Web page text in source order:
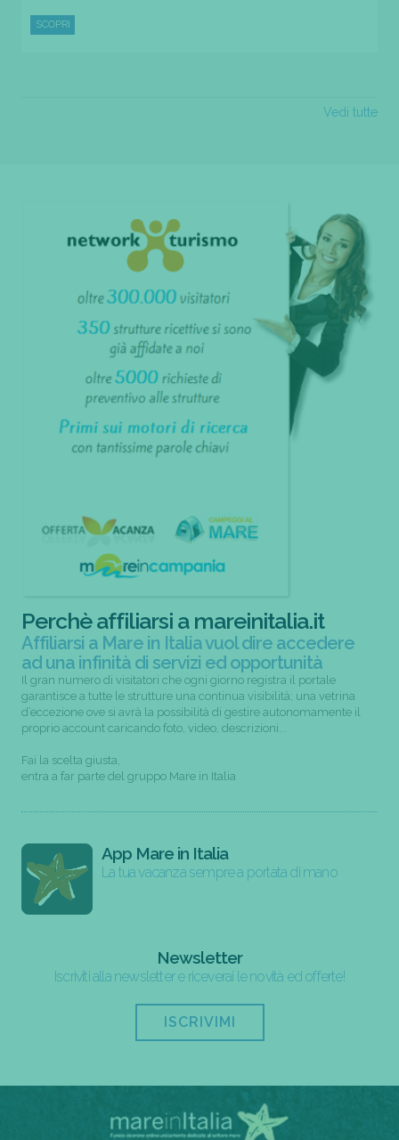
SCOPRI
Vedi tutte
Perchè affiliarsi a mareinitalia.it
Affiliarsi a Mare in Italia vuol dire accedere
ad una infinità di servizi ed opportunità
Il gran numero di visitatori che ogni giorno registra il portale
garantisce a tutte le strutture una continua visibilità; una vetrina
d’eccezione ove si avrà la possibilità di gestire autonomamente il
proprio account caricando foto, video, descrizioni...
Fai la scelta giusta,
entra a far parte del gruppo Mare in Italia
App Mare in Italia
La tua vacanza sempre a portata di mano
Newsletter
Iscriviti alla newsletter e riceverai le novità ed offerte!
ISCRIVIMI